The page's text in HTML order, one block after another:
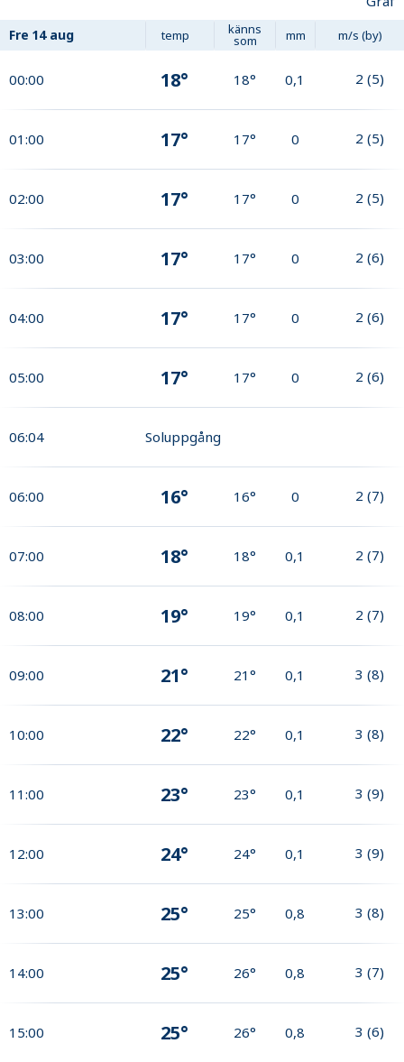
Fre 14 aug temp känns
som mm m/s (by)
00:00 18° 18° 0,1 2 (5)
01:00 17° 17° 0 2 (5)
02:00 17° 17° 0 2 (5)
03:00 17° 17° 0 2 (6)
04:00 17° 17° 0 2 (6)
05:00 17° 17° 0 2 (6)
06:04 Soluppgång
06:00 16° 16° 0 2 (7)
07:00 18° 18° 0,1 2 (7)
08:00 19° 19° 0,1 2 (7)
09:00 21° 21° 0,1 3 (8)
10:00 22° 22° 0,1 3 (8)
11:00 23° 23° 0,1 3 (9)
12:00 24° 24° 0,1 3 (9)
13:00 25° 25° 0,8 3 (8)
14:00 25° 26° 0,8 3 (7)
15:00 25° 26° 0,8 3 (6)